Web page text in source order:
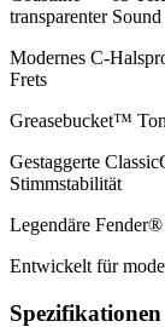
transparenter Sound
Modernes C-
Frets
Greasebucket™
Gestaggerte
Stimmstabilität
Legendäre Fender®
Entwickelt für
Spezifikationen